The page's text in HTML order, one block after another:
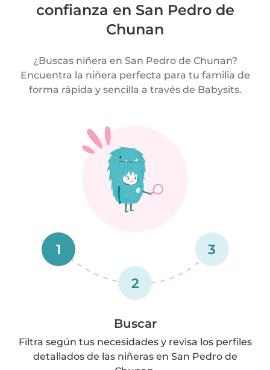
confianza en San Pedro de
Chunan
¿Buscas niñera en San Pedro de Chunan?
Encuentra la niñera perfecta para tu familia de
forma rápida y sencilla a través de Babysits.
1
2
3
Buscar
Filtra según tus necesidades y revisa los perfiles
detallados de las niñeras en San Pedro de